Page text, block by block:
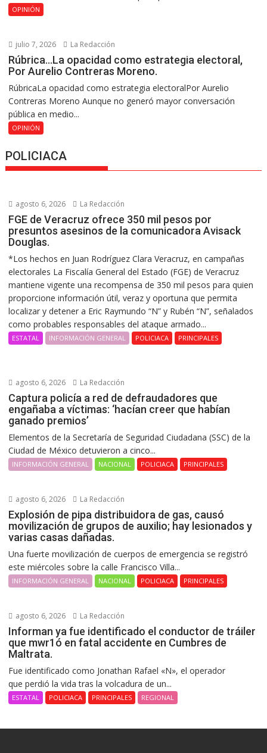
OPINIÓN
julio 7, 2026 La Redacción
Rúbrica…La opacidad como estrategia electoral,
Por Aurelio Contreras Moreno.
RúbricaLa opacidad como estrategia electoralPor Aurelio
Contreras Moreno Aunque no generó mayor conversación
pública en medio...
OPINIÓN
POLICIACA
agosto 6, 2026 La Redacción
FGE de Veracruz ofrece 350 mil pesos por
presuntos asesinos de la comunicadora Avisack
Douglas.
*Los hechos en Juan Rodríguez Clara Veracruz, en campañas
electorales La Fiscalía General del Estado (FGE) de Veracruz
mantiene vigente una recompensa de 350 mil pesos para quien
proporcione información útil, veraz y oportuna que permita
localizar y detener a Eric Raymundo “N” y Rubén “N”, señalados
como probables responsables del ataque armado...
ESTATAL INFORMACIÓN GENERAL POLICIACA PRINCIPALES
agosto 6, 2026 La Redacción
Captura policía a red de defraudadores que
engañaba a víctimas: ‘hacían creer que habían
ganado premios’
Elementos de la Secretaría de Seguridad Ciudadana (SSC) de la
Ciudad de México detuvieron a cinco...
INFORMACIÓN GENERAL NACIONAL POLICIACA PRINCIPALES
agosto 6, 2026 La Redacción
Explosión de pipa distribuidora de gas, causó
movilización de grupos de auxilio; hay lesionados y
varias casas dañadas.
Una fuerte movilización de cuerpos de emergencia se registró
este miércoles sobre la calle Francisco Villa...
INFORMACIÓN GENERAL NACIONAL POLICIACA PRINCIPALES
agosto 6, 2026 La Redacción
Informan ya fue identificado el conductor de tráiler
que mwr1ó en fatal accidente en Cumbres de
Maltrata.
Fue identificado como Jonathan Rafael «N», el operador
que perdió la vida tras la volcadura de un...
ESTATAL POLICIACA PRINCIPALES REGIONAL